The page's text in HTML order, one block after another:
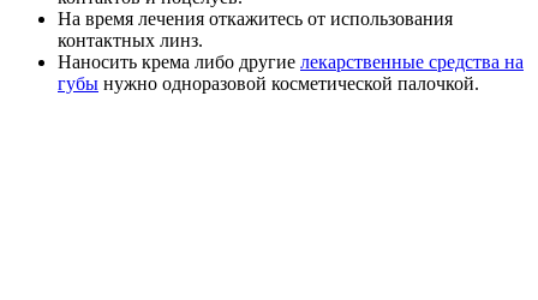
На время лечения откажитесь от использования
контактных линз.
Наносить крема либо другие лекарственные средства на
губы нужно одноразовой косметической палочкой.